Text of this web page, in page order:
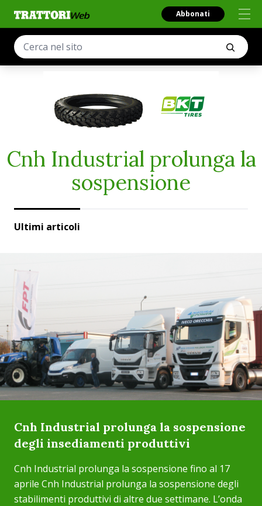
Abbonati
Cnh Industrial prolunga la
sospensione
Ultimi articoli
Cnh Industrial prolunga la sospensione
degli insediamenti produttivi
Cnh Industrial prolunga la sospensione fino al 17
aprile Cnh Industrial prolunga la sospensione degli
stabilimenti produttivi di altre due settimane. L’onda